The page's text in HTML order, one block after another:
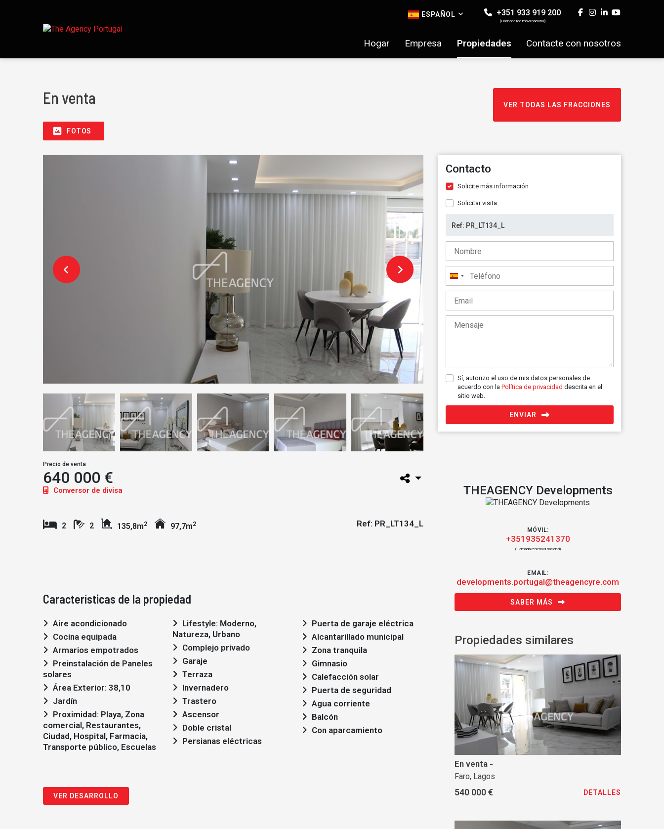
ESPAÑOL +351 933 919 200
(Llamada red móvil nacional)
Hogar Empresa Propiedades Contacte con nosotros
En venta VER TODAS LAS FRACCIONES
FOTOS
Precio de venta
640 000 €
Conversor de divisa
2 2 135,8m2 97,7m2 Ref: PR_LT134_L
Características de la propiedad
Aire acondicionado
Cocina equipada
Armarios empotrados
solares
Área Exterior: 38,10
Jardín
comercial, Restaurantes,
Ciudad, Hospital, Farmacia,
Transporte público, Escuelas
Natureza, Urbano
Complejo privado
Garaje
Terraza
Invernadero
Trastero
Ascensor
Doble cristal
Persianas eléctricas
Puerta de garaje eléctrica
Alcantarillado municipal
Zona tranquila
Gimnasio
Calefacción solar
Puerta de seguridad
Agua corriente
Balcón
Con aparcamiento
VER DESARROLLO
Contacto
Solicite más información
Solicitar visita
España
+34
Sí, autorizo el uso de mis datos personales de
acuerdo con la Política de privacidad descrita en el
sitio web.
ENVIAR
THEAGENCY Developments
MÓVIL:
+351935241370
(Llamada red móvil nacional)
EMAIL:
developments.portugal@theagencyre.com
SABER MÁS
Propiedades similares
En venta -
Faro, Lagos
540 000 € DETALLES